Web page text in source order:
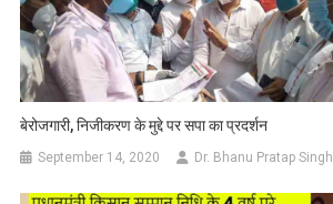
बेरोजगारी, निजीकरण के मुद्दे पर सपा का प्रदर्शन
September 14, 2020 Dr. Bhanu Pratap Singh